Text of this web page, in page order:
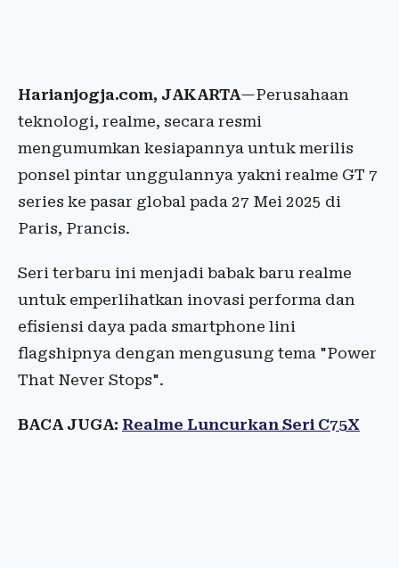
Harianjogja.com, JAKARTA—Perusahaan
teknologi, realme, secara resmi
mengumumkan kesiapannya untuk merilis
ponsel pintar unggulannya yakni realme GT 7
series ke pasar global pada 27 Mei 2025 di
Paris, Prancis.
Seri terbaru ini menjadi babak baru realme
untuk emperlihatkan inovasi performa dan
efisiensi daya pada smartphone lini
flagshipnya dengan mengusung tema "Power
That Never Stops".
BACA JUGA: Realme Luncurkan Seri C75X